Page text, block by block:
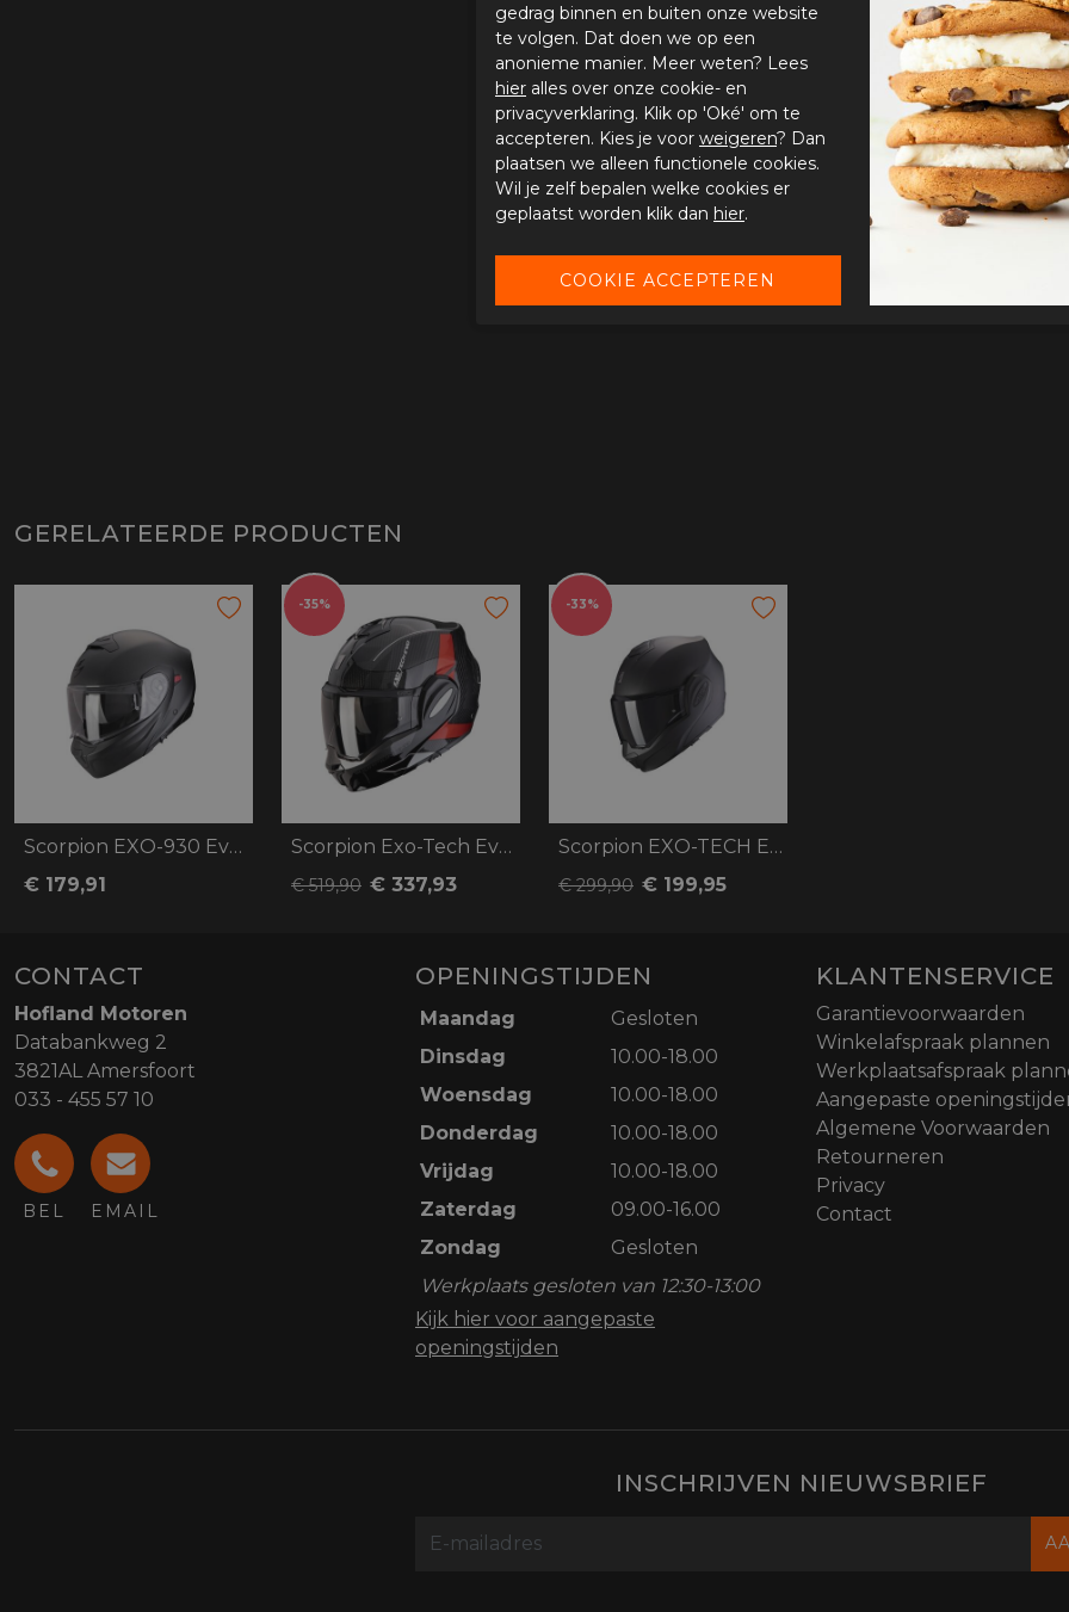
GERELATEERDE PRODUCTEN
Scorpion EXO-930 Evo Solid
€ 179,91
-35%
Scorpion Exo-Tech Evo Carbon Cad
€ 519,90 € 337,93
-33%
Scorpion EXO-TECH Evo Solid
€ 299,90 € 199,95
CONTACT
Hofland Motoren
Databankweg 2
3821AL Amersfoort
033 - 455 57 10
BEL EMAIL
OPENINGSTIJDEN
Maandag
Gesloten
Dinsdag
10.00-18.00
Woensdag
10.00-18.00
Donderdag
10.00-18.00
Vrijdag
10.00-18.00
Zaterdag
09.00-16.00
Zondag
Gesloten
Werkplaats gesloten van 12:30-13:00
Kijk hier voor aangepaste
openingstijden
KLANTENSERVICE
Garantievoorwaarden
Winkelafspraak plannen
Werkplaatsafspraak
Aangepaste
Algemene Voorwaarden
Retourneren
Privacy
Contact
INSCHRIJVEN NIEUWSBRIEF
gedrag binnen en buiten onze website
te volgen. Dat doen we op een
anonieme manier. Meer weten? Lees
hier alles over onze cookie- en
privacyverklaring. Klik op 'Oké' om te
accepteren. Kies je voor weigeren? Dan
plaatsen we alleen functionele cookies.
Wil je zelf bepalen welke cookies er
geplaatst worden klik dan hier.